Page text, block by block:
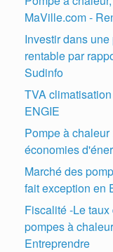
MaVille.com -
Investir dans
rentable par
Sudinfo
TVA
ENGIE
Pompe à
économies
Marché des
fait exception en
Fiscalité -Le
pompes à
Entreprendre